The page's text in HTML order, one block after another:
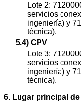
Lote 2:
servicios
ingeniería) y
técnica).
5.4) CPV
Lote 3:
servicios
ingeniería) y
técnica).
6. Lugar principal